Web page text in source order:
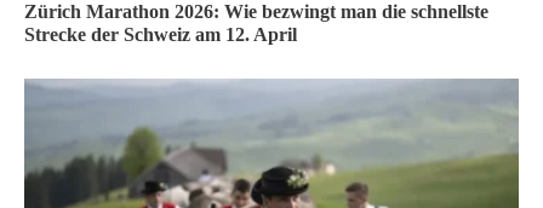
Zürich Marathon 2026: Wie bezwingt man die schnellste
Strecke der Schweiz am 12. April